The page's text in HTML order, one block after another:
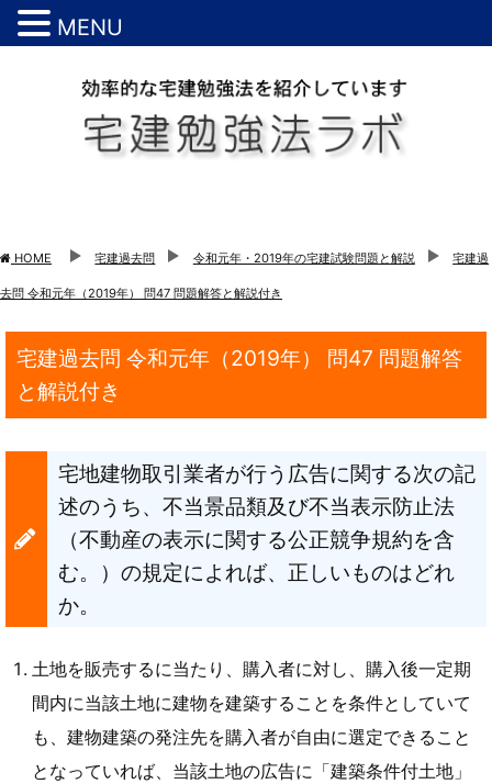
HOME 宅建過去問 令和元年・2019年の宅建試験問題と解説 宅建過
去問 令和元年（2019年） 問47 問題解答と解説付き
宅建過去問 令和元年（2019年） 問47 問題解答
と解説付き
宅地建物取引業者が行う広告に関する次の記
述のうち、不当景品類及び不当表示防止法
（不動産の表示に関する公正競争規約を含
む。）の規定によれば、正しいものはどれ
か。
土地を販売するに当たり、購入者に対し、購入後一定期
間内に当該土地に建物を建築することを条件としていて
も、建物建築の発注先を購入者が自由に選定できること
となっていれば、当該土地の広告に「建築条件付土地」
MENU